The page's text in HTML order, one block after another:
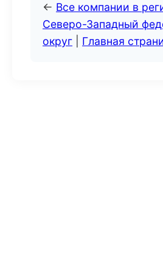
← Все компании в
Северо-Западный
округ
Главная